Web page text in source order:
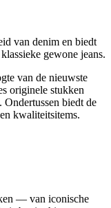
van denim en biedt
gewone jeans.
van de nieuwste
originele stukken
biedt de
kwaliteitsitems.
— van iconische